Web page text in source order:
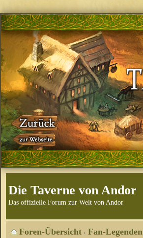
Die Taverne von Andor
Das offizielle Forum zur Welt von Andor
Foren-Übersicht ‹ Fan-Legenden